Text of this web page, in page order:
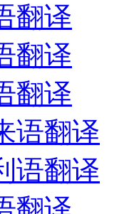
翻译
翻译
翻译
语翻译
语翻译